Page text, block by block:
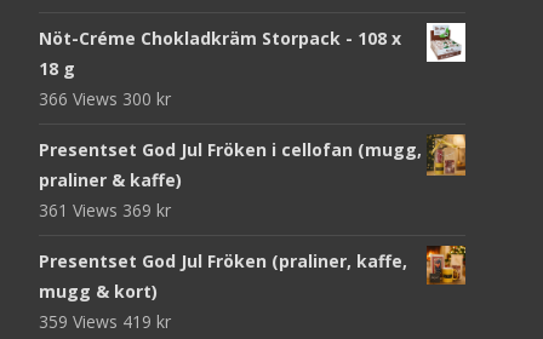
Nöt-Créme Chokladkräm Storpack - 108 x
18 g
366 Views 300 kr
Presentset God Jul Fröken i cellofan (mugg,
praliner & kaffe)
361 Views 369 kr
Presentset God Jul Fröken (praliner, kaffe,
mugg & kort)
359 Views 419 kr